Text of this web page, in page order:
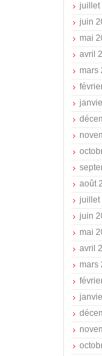
juillet
juin
mai
avril
mars
août
juillet
juin
mai
avril
mars